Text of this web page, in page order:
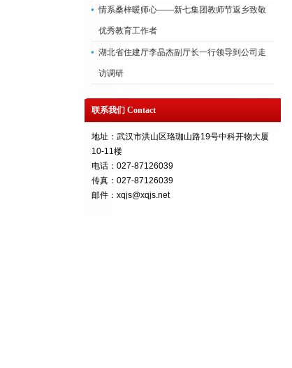
情系桑梓暖师心——新七集团教师节返乡致敬
优秀教育工作者
湖北省住建厅李晶杰副厅长一行领导到公司走
访调研
联系我们 Contact
地址：武汉市洪山区珞珈山路19号中科开物大厦
10-11楼
电话：027-87126039
传真：027-87126039
邮件：xqjs@xqjs.net